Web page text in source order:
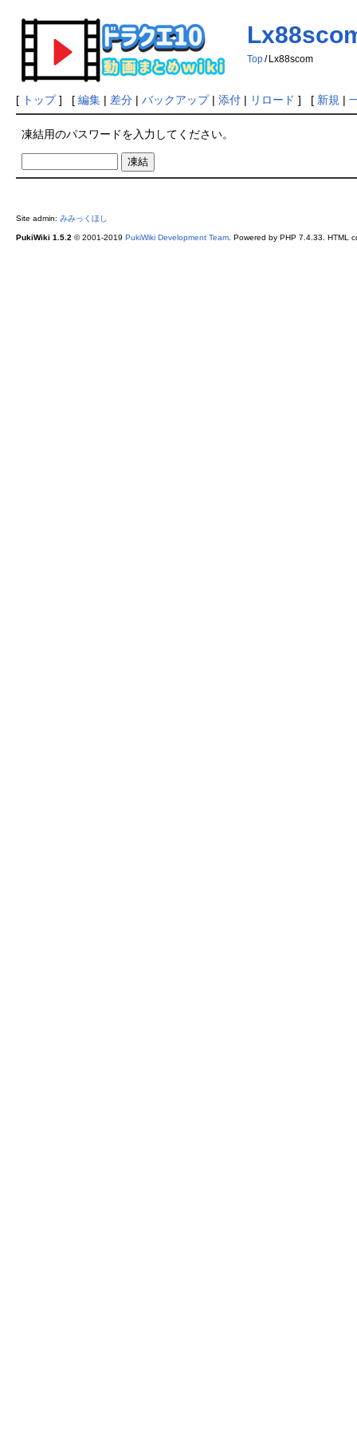
Top / Lx88scom
[ トップ] [ 編集| 差分| バックアップ| 添付| リロード ] [ 新規 |
凍結用のパスワードを入力してください。
Site admin: みみっくほし
PukiWiki 1.5.2© 2001-2019 PukiWiki Development Team. Powered by PHP 7.4.33. HTML